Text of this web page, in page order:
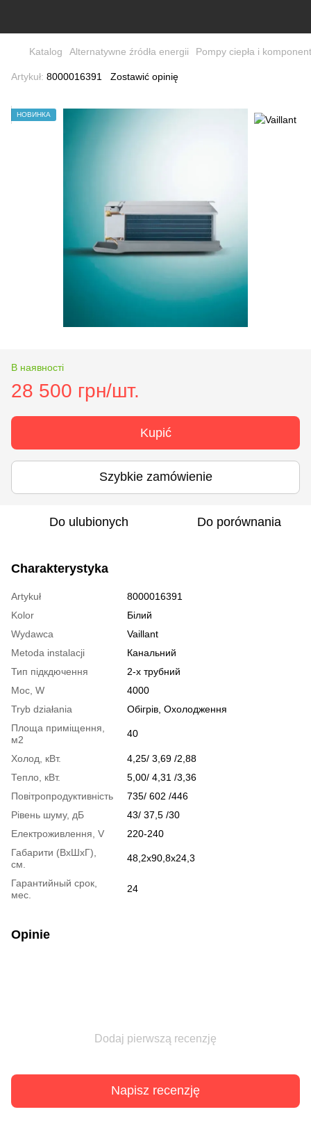
Katalog Alternatywne źródła energii Pompy ciepła i
Artykuł: 8000016391 Zostawić opinię
НОВИНКА
В наявності
28 500 грн/шт.
Kupić
Szybkie zamówienie
Do ulubionych Do porównania
Charakterystyka
Artykuł
8000016391
Kolor
Білий
Wydawca
Vaillant
Metoda instalacji
Канальний
Тип підкдючення
2-х трубний
Moc, W
4000
Tryb działania
Обігрів, Охолодження
Площа приміщення,
м2
40
Холод, кВт.
4,25/ 3,69 /2,88
Тепло, кВт.
5,00/ 4,31 /3,36
Повітропродуктивність
735/ 602 /446
Рівень шуму, дБ
43/ 37,5 /30
Електроживлення, V
220-240
Габарити (ВхШхГ),
см.
48,2х90,8х24,3
Гарантийный срок,
мес.
24
Opinie
Dodaj pierwszą recenzję
Napisz recenzję